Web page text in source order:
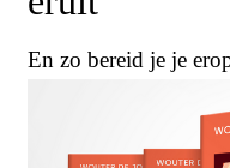
En zo bereid je je